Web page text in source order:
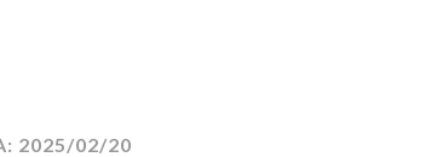
2025/02/20